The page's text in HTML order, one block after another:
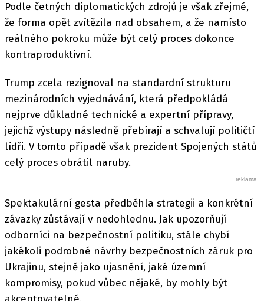
Podle četných diplomatických zdrojů je však zřejmé,
že forma opět zvítězila nad obsahem, a že namísto
reálného pokroku může být celý proces dokonce
kontraproduktivní.
Trump zcela rezignoval na standardní strukturu
mezinárodních vyjednávání, která předpokládá
nejprve důkladné technické a expertní přípravy,
jejichž výstupy následně přebírají a schvalují političtí
lídři. V tomto případě však prezident Spojených států
celý proces obrátil naruby.
Spektakulární gesta předběhla strategii a konkrétní
závazky zůstávají v nedohlednu. Jak upozorňují
odborníci na bezpečnostní politiku, stále chybí
jakékoli podrobné návrhy bezpečnostních záruk pro
Ukrajinu, stejně jako ujasnění, jaké územní
kompromisy, pokud vůbec nějaké, by mohly být